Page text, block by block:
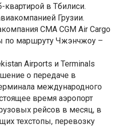
квартирой в Тбилиси.
Грузии.
CMA CGM Air Cargo
по маршруту Чжэнчжоу –
Airports и Terminals
о передаче в
международного
время аэропорт
рейсов в месяц, в
техстопы, перевозку